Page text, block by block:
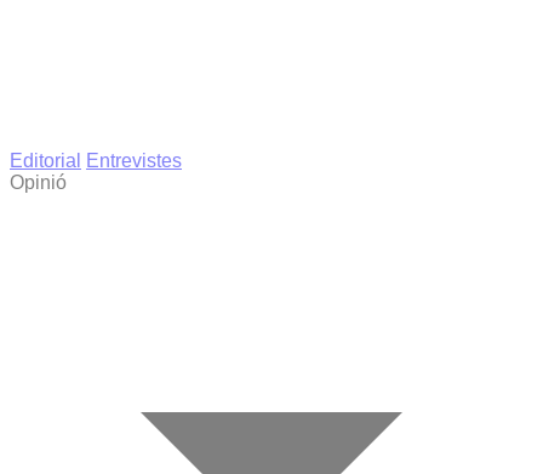
Editorial
Entrevistes
Opinió